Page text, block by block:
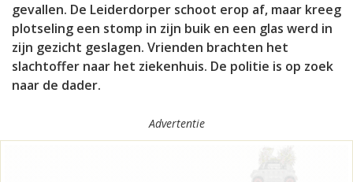
gevallen. De Leiderdorper schoot erop af, maar kreeg
plotseling een stomp in zijn buik en een glas werd in
zijn gezicht geslagen. Vrienden brachten het
slachtoffer naar het ziekenhuis. De politie is op zoek
naar de dader.
Advertentie